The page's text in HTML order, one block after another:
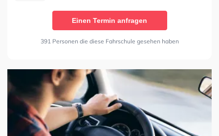
Einen Termin anfragen
391 Personen die diese Fahrschule gesehen haben